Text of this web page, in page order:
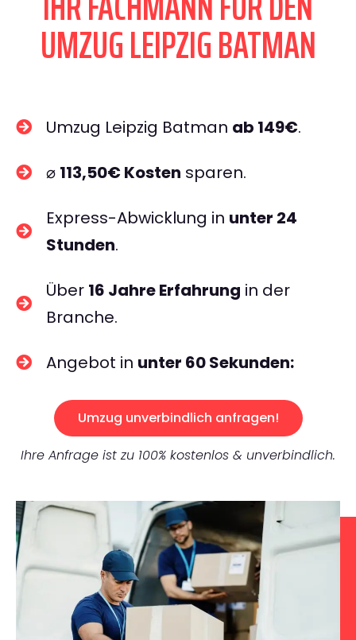
UMZUG LEIPZIG BATMAN
Umzug Leipzig Batman ab 149€.
⌀ 113,50€ Kosten sparen.
Express-Abwicklung in unter 24
Stunden.
Über 16 Jahre Erfahrung in der
Branche.
Angebot in unter 60 Sekunden:
Umzug unverbindlich anfragen!
Ihre Anfrage ist zu 100% kostenlos & unverbindlich.